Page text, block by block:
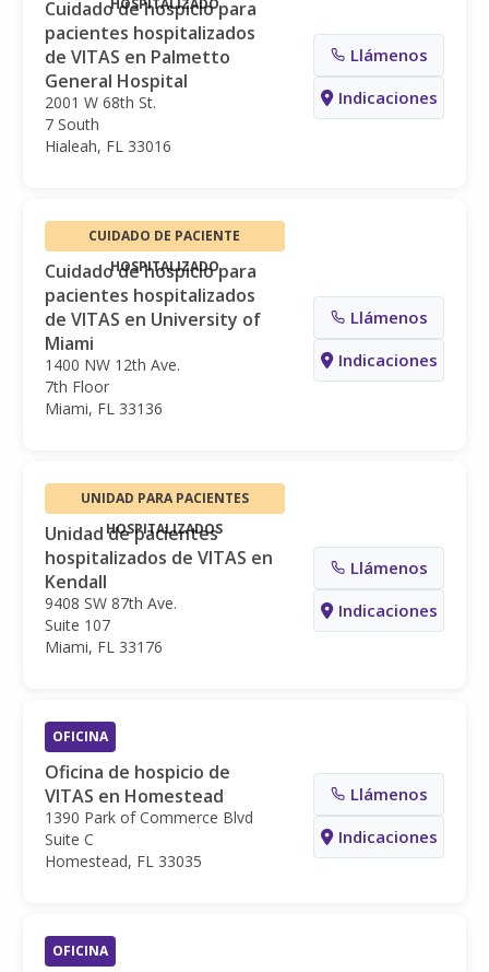
Cuidado de hospicio para
pacientes hospitalizados
de VITAS en Palmetto
General Hospital
2001 W 68th St.
7 South
Hialeah, FL 33016
Llámenos
Indicaciones
CUIDADO DE PACIENTE
HOSPITALIZADO
Cuidado de hospicio para
pacientes hospitalizados
de VITAS en University of
Miami
1400 NW 12th Ave.
7th Floor
Miami, FL 33136
Llámenos
Indicaciones
UNIDAD PARA PACIENTES
HOSPITALIZADOS
Unidad de pacientes
hospitalizados de VITAS en
Kendall
9408 SW 87th Ave.
Suite 107
Miami, FL 33176
Llámenos
Indicaciones
OFICINA
Oficina de hospicio de
VITAS en Homestead
1390 Park of Commerce Blvd
Suite C
Homestead, FL 33035
Llámenos
Indicaciones
OFICINA